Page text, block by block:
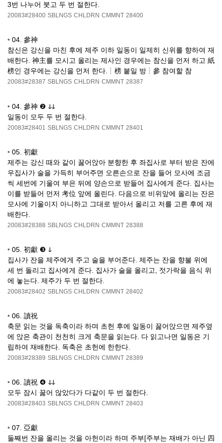
3번 나누어 붓고 두 번 절한다.
20083#28400 SBLNGS CHLDRN CMMNT 28400
• 04. 參神
참신은 강신을 마친 후에 제주 이하 일동이 일제히 신위를 향하여 재
배한다. 神主를 모시고 올리는 제사인 경우에는 참신을 먼저 하고 紙
榜인 경우에는 강신을 먼저 한다.┆榜 붙일 방┆參 참여할 참
20083#28387 SBLNGS CHLDRN CMMNT 28387
• 04. 參神 ❷ ↆↆ
일동이 모두 두 번 절한다.
20083#28401 SBLNGS CHLDRN CMMNT 28401
• 05. 初獻
제주는 강신 때와 같이 꿇어앉아 분향한 후 좌집사로 부터 받은 잔에
우집사가 술을 가득히 부어주면 오른손으로 잔을 들어 모사에 조금
씩 세번에 기울여 부은 뒤에 양손으로 받들어 집사에게 준다. 집사는
이를 받들어 먼저 考位 앞에 올린다. 다음으로 비위앞에 올리는 잔은
모사에 기울이지 아니하고 그대로 받아서 올리고 저를 고른 후에 재
배한다.
20083#28388 SBLNGS CHLDRN CMMNT 28388
• 05. 初獻 ❸ ↆ
집사가 잔을 제주에게 주고 술을 부어준다. 제주는 잔을 향불 위에
세 번 돌리고 집사에게 준다. 집사가 술을 올리고, 젓가락을 음식 위
에 놓는다. 제주가 두 번 절한다.
20083#28402 SBLNGS CHLDRN CMMNT 28402
• 06. 讀祝
축문 읽는 것을 독축이라 하며 초헌 후에 일동이 꿇어앉으면 제주옆
에 앉은 축관이 천천히 크게 축문을 읽는다. 다 읽고나면 일동은 기
립하여 재배한다. 독축은 초헌에 한한다.
20083#28389 SBLNGS CHLDRN CMMNT 28389
• 06. 讀祝 ❹ ↆↆ
모두 잠시 꿇어 않았다가 다같이 두 번 절한다.
20083#28403 SBLNGS CHLDRN CMMNT 28403
• 07. 亞獻
둘째번 잔을 올리는 것을 아헌이라 하며 주부[주부는 재배가 아닌 四